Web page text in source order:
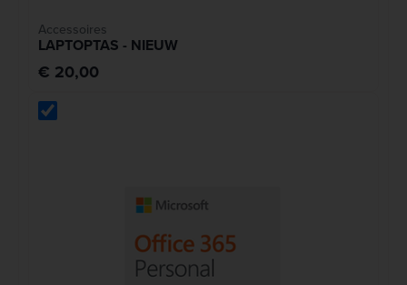
Accessoires
LAPTOPTAS - NIEUW
€ 20,00